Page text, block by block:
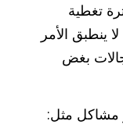
تغطية
ينطبق الأمر
بغض
مشاكل مثل: